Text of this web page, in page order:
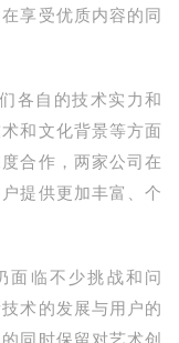
享受优质内容的同
各自的技术实力和
和文化背景等方面
合作，两家公司在
提供更加丰富、个
面临不少挑战和问
术的发展与用户的